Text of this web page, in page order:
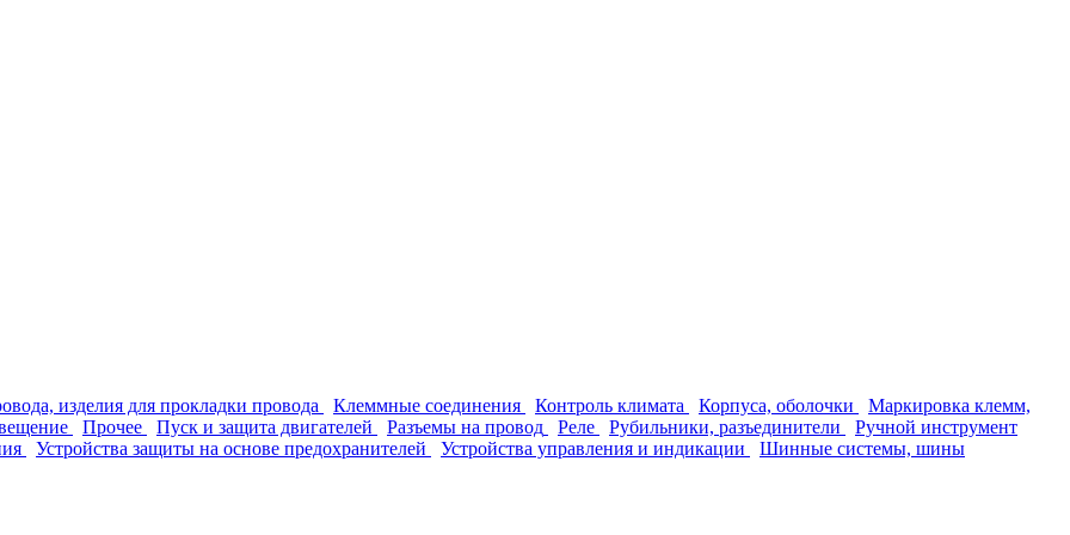
изделия для прокладки провода Клеммные соединения Контроль климата Корпуса, оболочки
Маркировка клемм,
Прочее Пуск и защита двигателей Разъемы на провод Реле Рубильники, разъединители
Ручной инструмент
Устройства защиты на основе предохранителей Устройства управления и индикации
Шинные системы, шины